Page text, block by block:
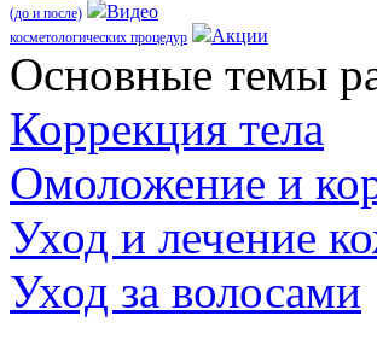
(до и после) Видео
косметологических процедур Акции
Оcновные темы
Коррекция тела
Омоложение и
Уход и лечение
Уход за волосами